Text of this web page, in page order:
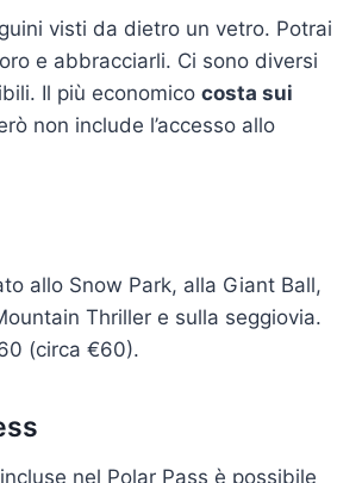
visti da dietro un vetro. Potrai
e abbracciarli. Ci sono diversi
Il più economico costa sui
non include l’accesso allo
allo Snow Park, alla Giant Ball,
Thriller e sulla seggiovia.
(circa €60).
nel Polar Pass è possibile